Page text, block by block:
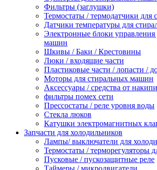
Фильтры (заглушки)
Термостаты / термодатчики
Датчики температуры для
Электронные блоки управления
машин
Шкивы / Баки / Крестовины
Люки / входящие части
Пластиковые части / лопасти /
Моторы для стиральных машин
Аксессуары / средства от накипи
фильтры помех сети
Прессостаты / реле уровня воды
Стекла люков
Катушки электромагнитных
Запчасти для холодильников
Лампы/ выключатели для
Термостаты / терморегуляторы
Пусковые / пускозащитные реле